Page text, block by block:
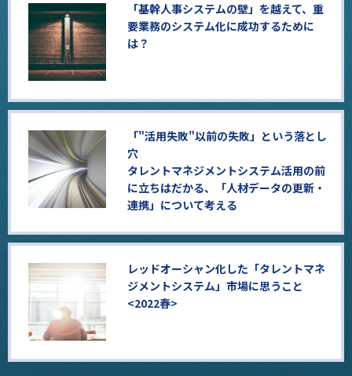
「基幹人事システムの壁」を越えて、重
要業務のシステム化に成功するために
は？
「"活用失敗"以前の失敗」という落とし
穴
タレントマネジメントシステム活用の前
に立ちはだかる、「人材データの更新・
連携」について考える
レッドオーシャン化した「タレントマネ
ジメントシステム」市場に思うこと
<2022春>